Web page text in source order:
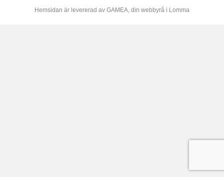
Hemsidan är levererad av GAMEA, din webbyrå i Lomma